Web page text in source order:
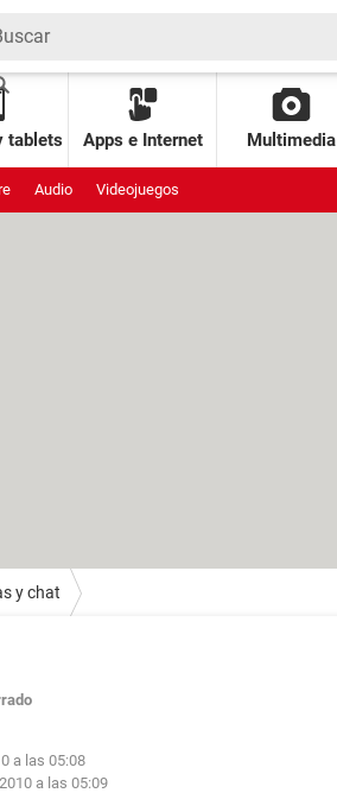
tablets Apps e Internet Multimedia
Audio Videojuegos
y chat
a las 05:08
a las 05:09